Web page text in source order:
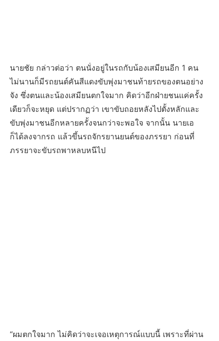
นายชัย กล่าวต่อว่า ตนนั่งอยู่ในรถกับน้องเสมียนอีก 1 คน
ไม่นานก็มีรถยนต์คันสีแดงขับพุ่งมาชนท้ายรถของตนอย่าง
จัง ซึ่งตนและน้องเสมียนตกใจมาก คิดว่าอีกฝ่ายชนแค่ครั้ง
เดียวก็จะหยุด แต่ปรากฏว่า เขาขับถอยหลังไปตั้งหลักและ
ขับพุ่งมาชนอีกหลายครั้งจนกว่าจะพอใจ จากนั้น นายเอ
ก็ได้ลงจากรถ แล้วขึ้นรถจักรยานยนต์ของภรรยา ก่อนที่
ภรรยาจะขับรถพาหลบหนีไป
“ผมตกใจมาก ไม่คิดว่าจะเจอเหตุการณ์แบบนี้ เพราะที่ผ่าน